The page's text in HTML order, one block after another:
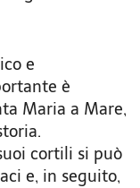
e
è
Maria a Mare,
cortili si può
e, in seguito,